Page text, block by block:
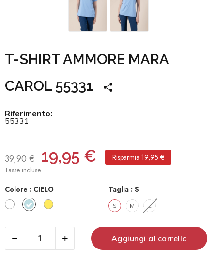
T-SHIRT AMMORE MARA
CAROL 55331
Riferimento:
55331
39,90 € 19,95 € Risparmia 19,95 €
Tasse incluse
Colore : CIELO
BIANCO​CIELOGIALLO
Taglia : S
S M L​
Aggiungi al carrello